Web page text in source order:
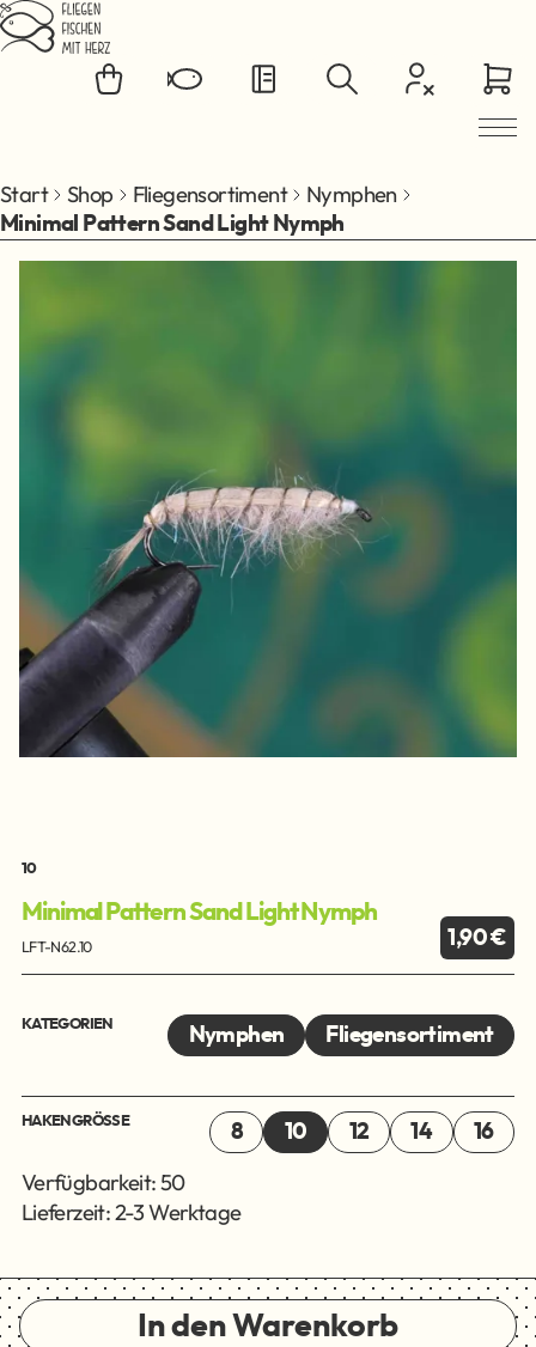
Zum Hauptinhalt springen
Start Shop Fliegensortiment Nymphen
Minimal Pattern Sand Light Nymph
10
Minimal Pattern Sand Light Nymph
LFT-N62.10 1,90 €
KATEGORIEN Nymphen Fliegensortiment
HAKENGRÖSSE 8 10 12 14 16
Verfügbarkeit: 50
Lieferzeit: 2-3 Werktage
In den Warenkorb